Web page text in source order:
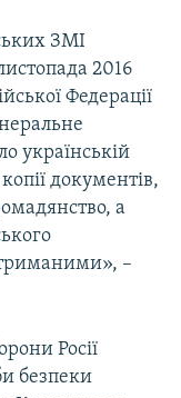
ЗМІ
2016
Федерації
українській
документів,
а
–
Росії
безпеки